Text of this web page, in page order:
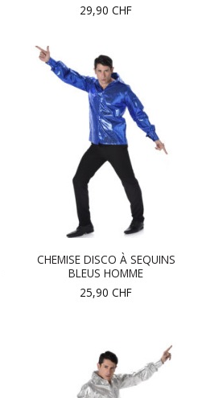
29,90 CHF
CHEMISE DISCO À SEQUINS
BLEUS HOMME
25,90 CHF